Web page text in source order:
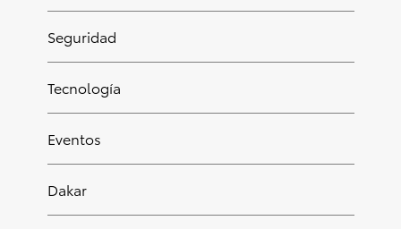
Seguridad
Tecnología
Eventos
Dakar